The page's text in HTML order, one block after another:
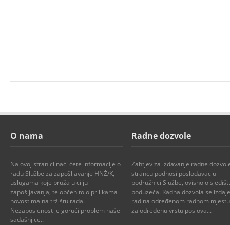
O nama
Na ovoj stranici naći ćete informacije o
radu Službe za zapošljavanje HNŽ/K,
uslugama koje pruža u cilju
zapošljavanja, te općenito o prilikama i
novostima na tržištu rada.
Nezaposlenost je gorući problem naše
sadašnjice..
Radne dozvole
Zahtjev za izdavanje radne
strancu podnosi poslodavac u
podružnici Službe, ovisno o
poduzeća. Radna dozvola se
rad na određenom radnom
za određenu vrstu poslova...